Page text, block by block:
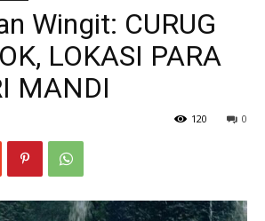
Wingit: CURUG
LOKASI PARA
MANDI
0
120